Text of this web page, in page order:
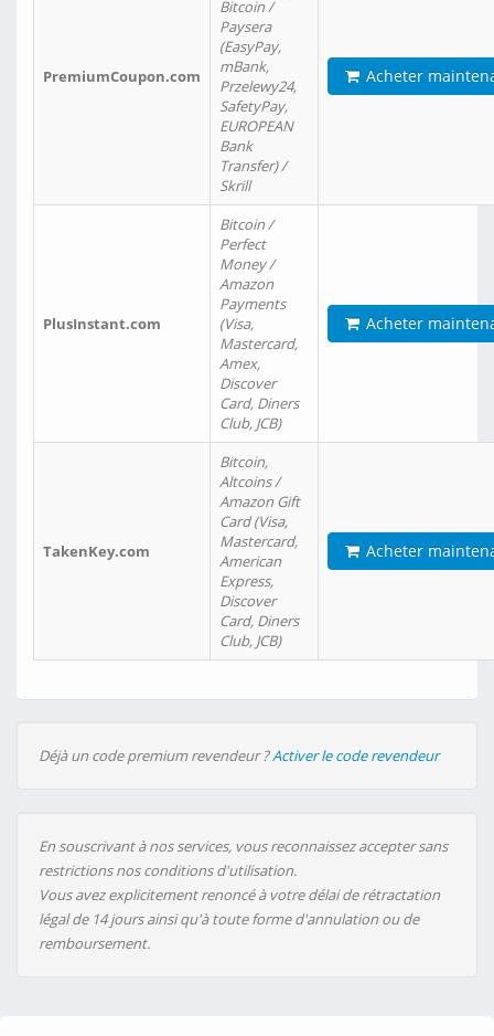
PremiumCoupon.com
Bitcoin /
Paysera
(EasyPay,
mBank,
Przelewy24,
SafetyPay,
EUROPEAN
Bank
Transfer) /
Skrill
Acheter
PlusInstant.com
Bitcoin /
Perfect
Money /
Amazon
Payments
(Visa,
Mastercard,
Amex,
Discover
Card, Diners
Club, JCB)
Acheter
TakenKey.com
Bitcoin,
Altcoins /
Amazon Gift
Card (Visa,
Mastercard,
American
Express,
Discover
Card, Diners
Club, JCB)
Acheter
Déjà un code premium revendeur ?Activer le code revendeur
En souscrivant à nos services, vous reconnaissez accepter sans
restrictions nos conditions d'utilisation.
Vous avez explicitement renoncé à votre délai de rétractation
légal de 14 jours ainsi qu'à toute forme d'annulation ou de
remboursement.